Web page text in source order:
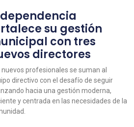
su gestión
con tres
directores
nuevos profesionales se suman al
directivo con el desafío de seguir
hacia una gestión moderna,
y centrada en las necesidades de la